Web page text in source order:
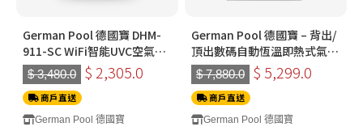
German Pool 德國寶 DHM-
911-SC WiFi智能UVC空氣淨
化抽濕機
$ 3,480.0 $ 2,305.0
商戶直送
German Pool 德國寶
German Pool 德國寶 – 背出/
頂出數碼自動恆溫即熱式氣體
熱水器 GPS413-TG (B/U)
(13L黑色) (煤氣)
$ 7,880.0 $ 5,299.0
商戶直送
German Pool 德國寶